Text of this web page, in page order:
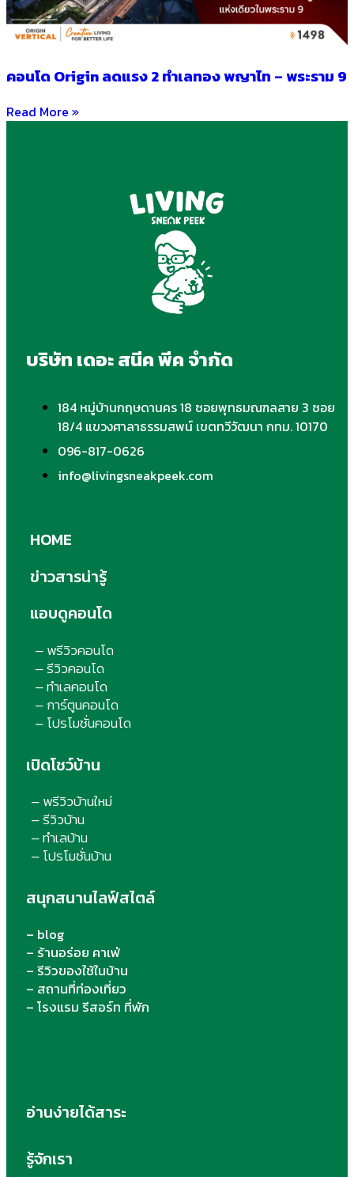
คอนโด Origin ลดแรง 2 ทำเลทอง พญาไท – พระราม 9
Read More »
บริษัท เดอะ สนีค พีค จำกัด
184 หมู่บ้านกฤษดานคร 18 ซอยพุทธมณฑลสาย 3 ซอย
18/4 แขวงศาลาธรรมสพน์ เขตทวีวัฒนา กทม. 10170
096-817-0626
info@livingsneakpeek.com
HOME
ข่าวสารน่ารู้
แอบดูคอนโด
– พรีวิวคอนโด
– รีวิวคอนโด
– ทำเลคอนโด
– การ์ตูนคอนโด
– โปรโมชั่นคอนโด
เปิดโชว์บ้าน
– พรีวิวบ้านใหม่
– รีวิวบ้าน
– ทำเลบ้าน
– โปรโมชั่นบ้าน
สนุกสนานไลฟ์สไตล์
– blog
– ร้านอร่อย คาเฟ่
– รีวิวของใช้ในบ้าน
– สถานที่ท่องเที่ยว
– โรงแรม รีสอร์ท ที่พัก
อ่านง่ายได้สาระ
รู้จักเรา